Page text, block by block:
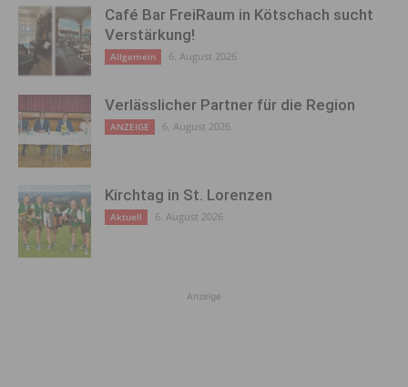
Café Bar FreiRaum in Kötschach sucht
Verstärkung!
Allgemein 6. August 2026
Verlässlicher Partner für die Region
ANZEIGE 6. August 2026
Kirchtag in St. Lorenzen
Aktuell 6. August 2026
Anzeige